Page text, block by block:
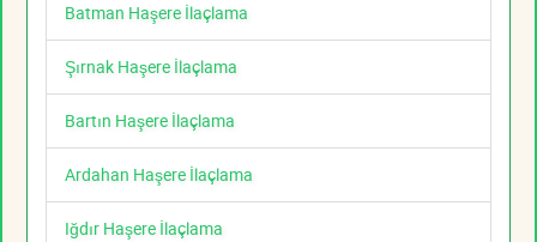
Batman Haşere İlaçlama
Şırnak Haşere İlaçlama
Bartın Haşere İlaçlama
Ardahan Haşere İlaçlama
Iğdır Haşere İlaçlama